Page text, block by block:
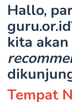
Hallo,
kita
Tempat